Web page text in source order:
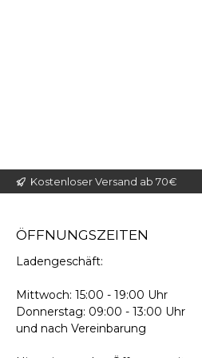
Kostenloser Versand ab 70€
ÖFFNUNGSZEITEN
Ladengeschäft:
Mittwoch: 15:00 - 19:00 Uhr
Donnerstag: 09:00 - 13:00 Uhr
und nach Vereinbarung